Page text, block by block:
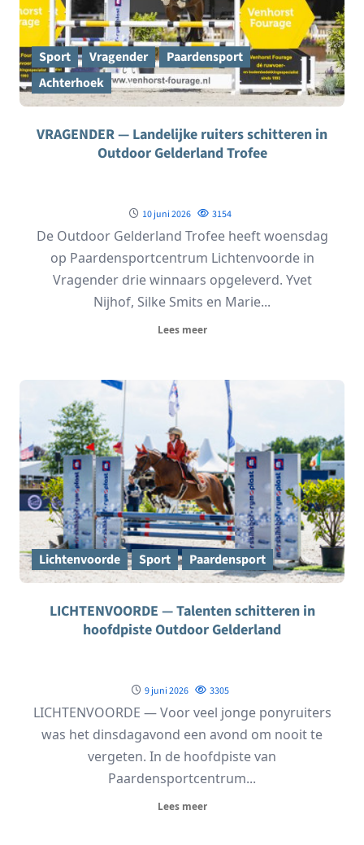
Sport Vragender
Paardensport
Achterhoek
VRAGENDER — Landelijke ruiters schitteren in
Outdoor Gelderland Trofee
10 juni 2026 3154
De Outdoor Gelderland Trofee heeft woensdag
op Paardensportcentrum Lichtenvoorde in
Vragender drie winnaars opgeleverd. Yvet
Nijhof, Silke Smits en Marie...
Lees meer
Lichtenvoorde Sport Paardensport
LICHTENVOORDE — Talenten schitteren in
hoofdpiste Outdoor Gelderland
9 juni 2026 3305
LICHTENVOORDE — Voor veel jonge ponyruiters
was het dinsdagavond een avond om nooit te
vergeten. In de hoofdpiste van
Paardensportcentrum...
Lees meer